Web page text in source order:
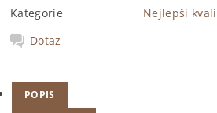
Kategorie
Nejlepší
Dotaz
POPIS